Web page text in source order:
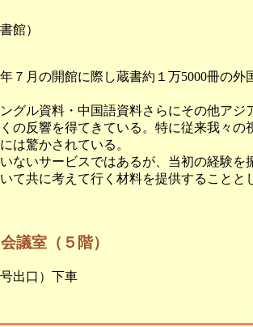
館）
７月の開館に際し蔵書約１万5000冊の外
グル資料・中国語資料さらにその他アジ
の反響を得てきている。特に従来我々の
は驚かされている。
ないサービスではあるが、当初の経験を
て共に考えて行く材料を提供することと
議室（５階）
出口）下車